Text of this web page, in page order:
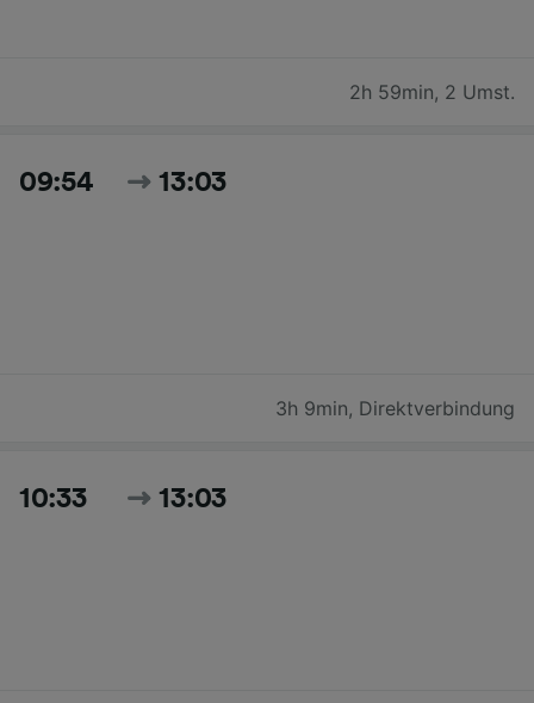
2h 59min, 2 Umst.
09:54 13:03
3h 9min, Direktverbindung
10:33 13:03